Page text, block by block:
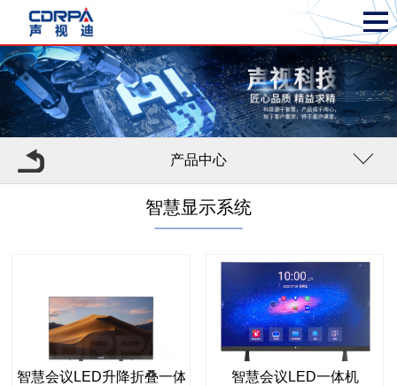
产品中心
智慧显示系统
智慧会议LED升降折叠一体机 智慧会议LED一体机